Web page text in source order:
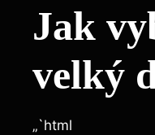
Jak
velký
„`html